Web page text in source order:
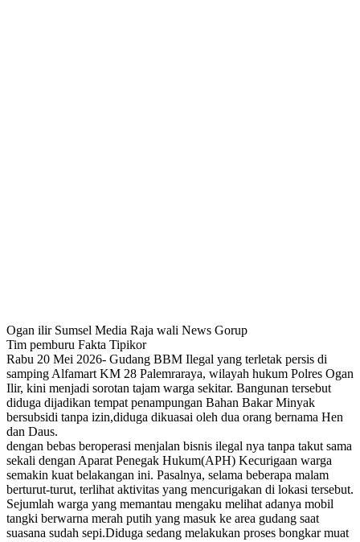
Ogan ilir Sumsel Media Raja wali News Gorup
Tim pemburu Fakta Tipikor
Rabu 20 Mei 2026- Gudang BBM Ilegal yang terletak persis di
samping Alfamart KM 28 Palemraraya, wilayah hukum Polres Ogan
Ilir, kini menjadi sorotan tajam warga sekitar. Bangunan tersebut
diduga dijadikan tempat penampungan Bahan Bakar Minyak
bersubsidi tanpa izin,diduga dikuasai oleh dua orang bernama Hen
dan Daus.
dengan bebas beroperasi menjalan bisnis ilegal nya tanpa takut sama
sekali dengan Aparat Penegak Hukum(APH) Kecurigaan warga
semakin kuat belakangan ini. Pasalnya, selama beberapa malam
berturut-turut, terlihat aktivitas yang mencurigakan di lokasi tersebut.
Sejumlah warga yang memantau mengaku melihat adanya mobil
tangki berwarna merah putih yang masuk ke area gudang saat
suasana sudah sepi.Diduga sedang melakukan proses bongkar muat